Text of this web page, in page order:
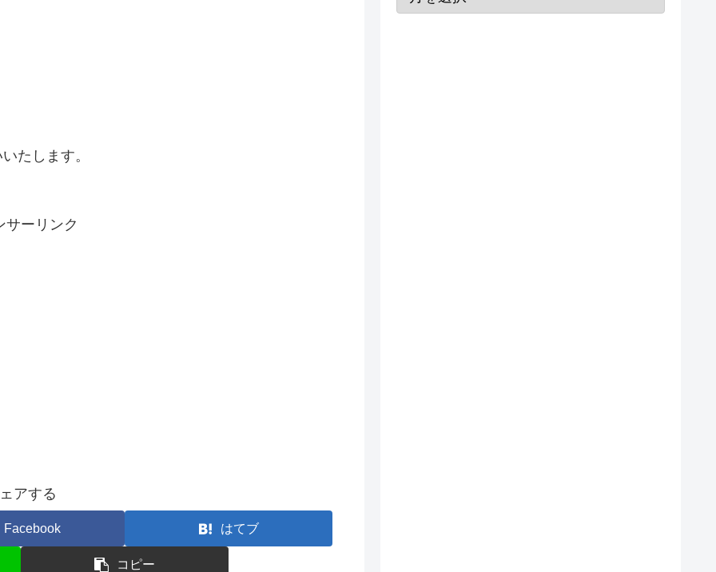
たします。
サーリンク
アする
Facebook はてブ
コピー